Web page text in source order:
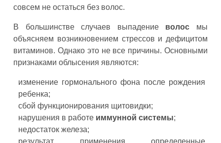
совсем не остаться без волос.
В большинстве случаев выпадение волос мы
объясняем возникновением стрессов и дефицитом
витаминов. Однако это не все причины. Основными
признаками облысения являются:
изменение гормонального фона после рождения
ребенка;
сбой функционирования щитовидки;
нарушения в работе иммунной системы;
недостаток железа;
результат применения определенные